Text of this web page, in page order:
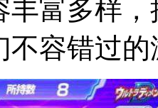
丰富多样
不容错过